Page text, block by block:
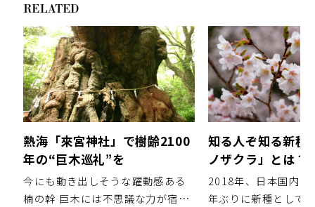
RELATED
熱海「來宮神社」で樹齢2100
年の“巨木巡礼”を
今にも動き出しそうな躍動感ある
楠の幹 巨木には不思議な力が宿る
知る人ぞ知る新種
ノザクラ」とは？
一緒に楽しめるル
介！
2018年、日本国内で
年ぶりに新種として